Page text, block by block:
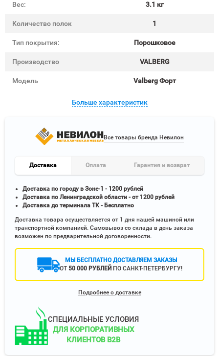
Вес: 3.1 кг
Количество полок 1
Тип покрытия: Порошковое
Производство VALBERG
Модель Valberg Форт
Больше характеристик
Все товары бренда Невилон
Доставка Оплата Гарантия и возврат
Доставка по городу в Зоне-1 - 1200 рублей
Доставка по Ленинградской области - от 1200 рублей
Доставка до терминала ТК - Бесплатно
Доставка товара осуществляется от 1 дня нашей машиной или
транспортной компанией. Самовывоз со склада в день заказа
возможен по предварительной договоренности.
МЫ БЕСПЛАТНО ДОСТАВЛЯЕМ ЗАКАЗЫ
ОТ 50 000 РУБЛЕЙ ПО САНКТ-ПЕТЕРБУРГУ!
Подробнее о доставке
СПЕЦИАЛЬНЫЕ УСЛОВИЯ
ДЛЯ КОРПОРАТИВНЫХ
КЛИЕНТОВ B2B